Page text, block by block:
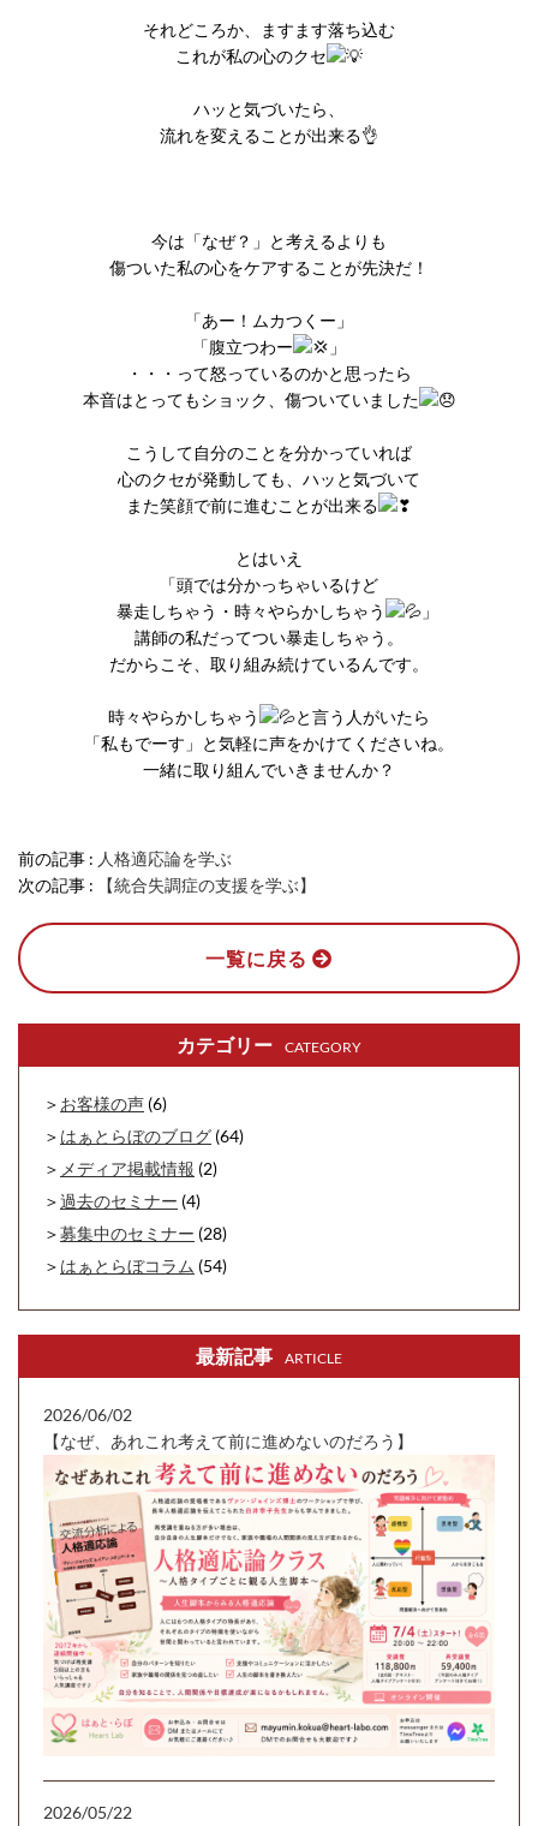
それどころか、ますます落ち込む
これが私の心のクセ
ハッと気づいたら、
流れを変えることが出来る👌
今は「なぜ？」と考えるよりも
傷ついた私の心をケアすることが先決だ！
「あー！ムカつくー」
「腹立つわー
」
・・・って怒っているのかと思ったら
本音はとってもショック、傷ついていました
こうして自分のことを分かっていれば
心のクセが発動しても、ハッと気づいて
また笑顔で前に進むことが出来る
とはいえ
「頭では分かっちゃいるけど
暴走しちゃう・時々やらかしちゃう
」
講師の私だってつい暴走しちゃう。
だからこそ、取り組み続けているんです。
時々やらかしちゃう
と言う人がいたら
「私もでーす」と気軽に声をかけてくださいね。
一緒に取り組んでいきませんか？
前の記事 : 人格適応論を学ぶ
次の記事 :
【統合失調症の支援を学ぶ】
一覧に戻る
カテゴリー CATEGORY
お客様の声 (6)
はぁとらぼのブログ (64)
メディア掲載情報 (2)
過去のセミナー (4)
募集中のセミナー (28)
はぁとらぼコラム (54)
最新記事 ARTICLE
2026/06/02
【なぜ、あれこれ考えて前に進めないのだろう】
2026/05/22